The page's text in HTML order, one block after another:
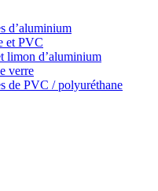
d’aluminium
et PVC
limon d’aluminium
verre
de PVC / polyuréthane